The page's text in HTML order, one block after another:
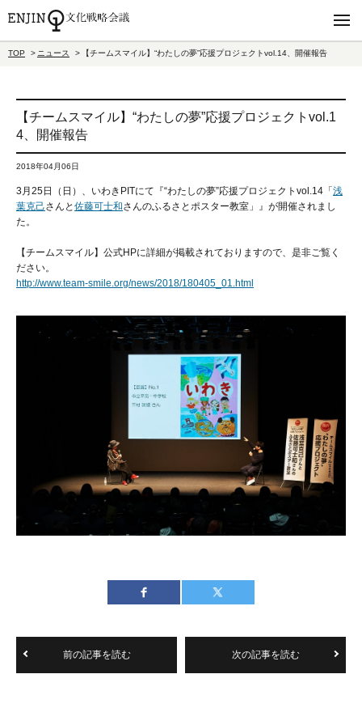
TOP ニュース 【チームスマイル】“わたしの夢”応援プロジェクトvol.14、開催報告
【チームスマイル】“わたしの夢”応援プロジェクトvol.1
4、開催報告
2018年04月06日
3月25日（日）、いわきPITにて『“わたしの夢”応援プロジェクトvol.14「 浅
葉克己さんと 佐藤可士和さんのふるさとポスター教室」』が開催されまし
た。
【チームスマイル】公式HPに詳細が掲載されておりますので、是非ご覧く
ださい。
http://www.team-smile.org/news/2018/180405_01.html
前の記事を読む 次の記事を読む